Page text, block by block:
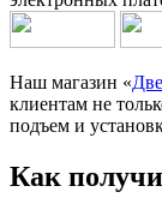
Наш магазин «
клиентам не
подъем и
Как